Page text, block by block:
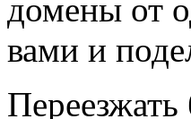
домены от
вами и